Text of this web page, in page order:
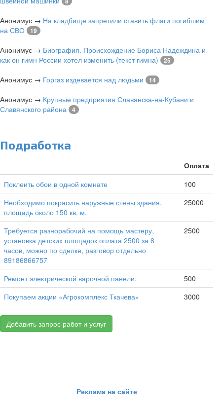
Анонимус → На кладбище запретили ставить флаги погибшим
на СВО
19
Анонимус → Биография. Происхождение Бориса Надеждина и
как он гимн России хотел изменить (текст гимна)
25
Анонимус → Горгаз издевается над людьми 14
Анонимус → Крупные предприятия Славянска-на-Кубани и
Славянского района
4
Подработка
Оплата
Поклеить обои в одной комнате
100
Необходимо покрасить наружные стены здания,
площадь около 150 кв. м.
25000
Требуется разнорабочий на помощь мастеру,
установка детских площадок оплата 2500 за 8
часов, можно по сделке, разговор отдельно
89186866757
2500
Ремонт электрической варочной панели.
500
Покупаем акции «Агрокомплекс Ткачева»
3000
Добавить запрос работ и услуг
Реклама на сайте